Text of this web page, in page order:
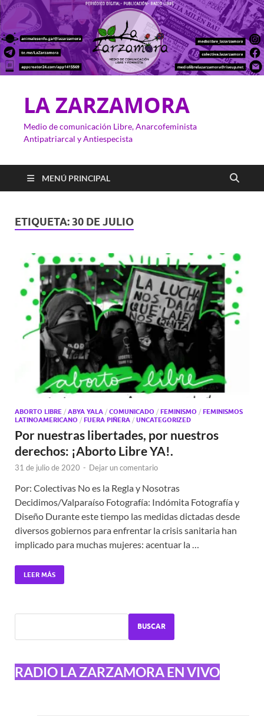
LA ZARZAMORA
Medio de comunicación Libre, Anarcofeminista
Antipatriarcal y Antiespecista
MENÚ PRINCIPAL
ETIQUETA:30 DE JULIO
ABORTO LIBRE / ABYA YALA / COMUNICADO / FEMINISMO / FEMINISMOS
LATINOAMERICANO / FUERA PIÑERA / UNCATEGORIZED
Por nuestras libertades, por nuestros
derechos: ¡Aborto Libre YA!.
31 de julio de 2020 - Dejar un comentario
Por: Colectivas No es la Regla y Nosotras
Decidimos/Valparaíso Fotografía: Indómita Fotografía y
Diseño Durante este tiempo las medidas dictadas desde
diversos gobiernos para enfrentar la crisis sanitaria han
implicado para muchas mujeres: acentuar la …
LEER MÁS
BUSCAR
RADIO LA ZARZAMORA EN VIVO